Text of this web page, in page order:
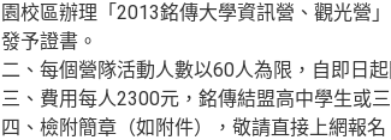
園校區辦理「2013銘傳大學資訊營、觀光營
發予證書。
二、每個營隊活動人數以60人為限，自即日
三、費用每人2300元，銘傳結盟高中學生或
四、檢附簡章（如附件），敬請直接上網報